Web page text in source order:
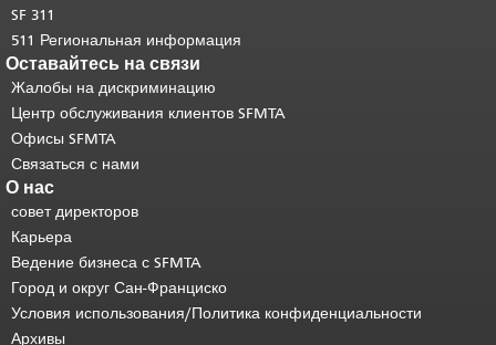
SF 311
511 Региональная информация
Оставайтесь на связи
Жалобы на дискриминацию
Центр обслуживания клиентов SFMTA
Офисы SFMTA
Связаться с нами
О нас
совет директоров
Карьера
Ведение бизнеса с SFMTA
Город и округ Сан-Франциско
Условия использования/Политика конфиденциальности
Архивы